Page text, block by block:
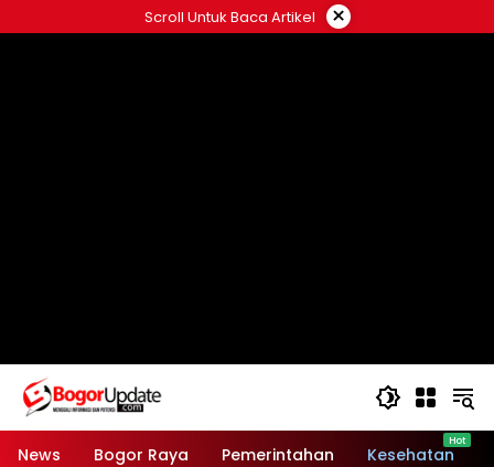
ke
Scroll Untuk Baca Artikel ×
News Bogor Raya Pemerintahan Kesehatan